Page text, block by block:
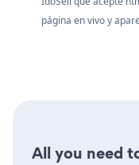
página en vivo y
All you need